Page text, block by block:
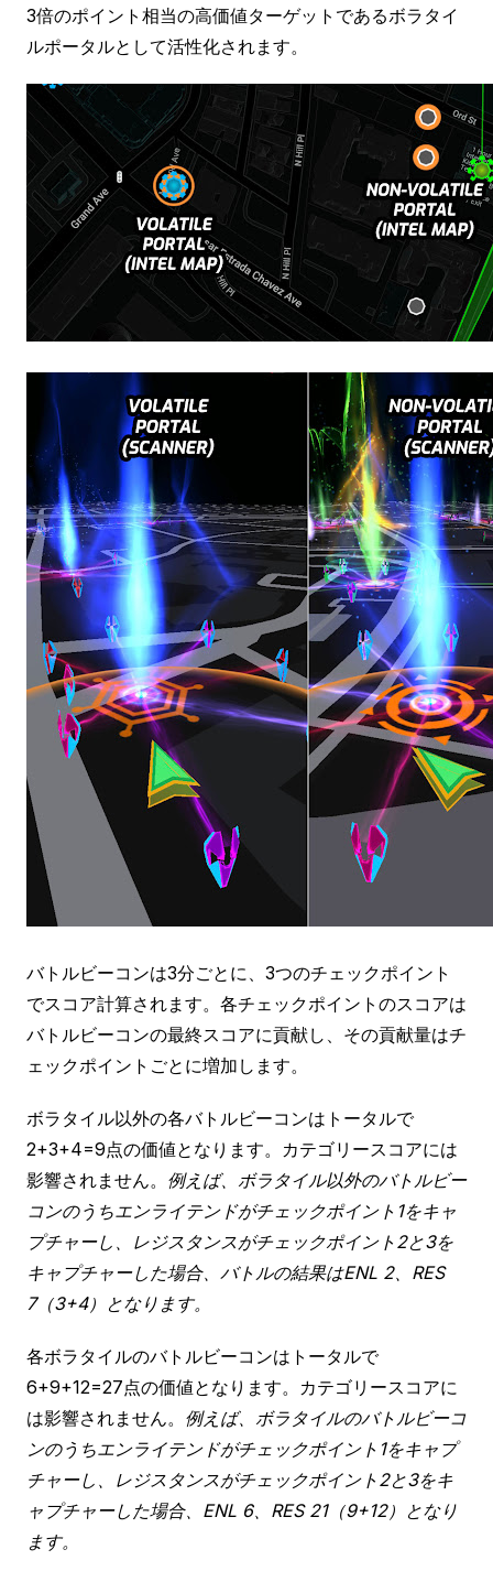
3倍のポイント相当の高価値ターゲットであるボラタイ
ルポータルとして活性化されます。
バトルビーコンは3分ごとに、3つのチェックポイント
でスコア計算されます。各チェックポイントのスコアは
バトルビーコンの最終スコアに貢献し、その貢献量はチ
ェックポイントごとに増加します。
ボラタイル以外の各バトルビーコンはトータルで
2+3+4=9点の価値となります。カテゴリースコアには
影響されません。 例えば、ボラタイル以外のバトルビー
コンのうちエンライテンドがチェックポイント1をキャ
プチャーし、レジスタンスがチェックポイント2と3を
キャプチャーした場合、バトルの結果はENL 2、RES
7（3+4）となります。
各ボラタイルのバトルビーコンはトータルで
6+9+12=27点の価値となります。カテゴリースコアに
は影響されません。 例えば、ボラタイルのバトルビーコ
ンのうちエンライテンドがチェックポイント1をキャプ
チャーし、レジスタンスがチェックポイント2と3をキ
ャプチャーした場合、ENL 6、RES 21（9+12）となり
ます。